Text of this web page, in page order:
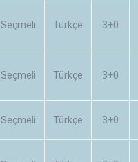
Seçmeli Türkçe 3+0
Seçmeli Türkçe 3+0
Seçmeli Türkçe 3+0